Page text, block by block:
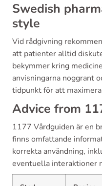
Swedish
style
Vid rådgivning
att patienter alltid
bekymmer kring
anvisningarna noggrant
tidpunkt för att
Advice from
1177 Vårdguiden är en
finns omfattande
korrekta användning,
eventuella interaktioner